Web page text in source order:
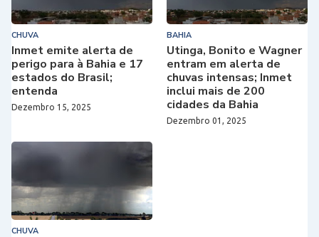
CHUVA
Inmet emite alerta de
perigo para à Bahia e 17
estados do Brasil;
entenda
Dezembro 15, 2025
BAHIA
Utinga, Bonito e Wagner
entram em alerta de
chuvas intensas; Inmet
inclui mais de 200
cidades da Bahia
Dezembro 01, 2025
CHUVA